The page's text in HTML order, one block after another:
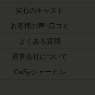
安心のキャスト
お客様の声･口コミ
よくある質問
運営会社について
CaSyジャーナル